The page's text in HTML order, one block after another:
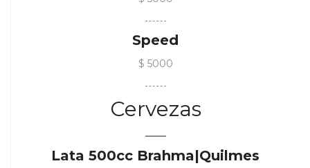
Speed
$ 5000
Cervezas
Lata 500cc Brahma|Quilmes